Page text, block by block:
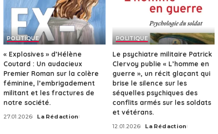
POLITIQUE
« Explosives » d’Hélène
Coutard : Un audacieux
Premier Roman sur la colère
féminine, l’embrigadement
militant et les fractures de
notre société.
27.01.2026
Posted
La Rédaction
POLITIQUE
Le psychiatre militaire Patrick
Clervoy publie « L’homme en
guerre », un récit glaçant qui
brise le silence sur les
séquelles psychiques des
conflits armés sur les soldats
et vétérans.
12.01.2026
Posted
La Rédaction